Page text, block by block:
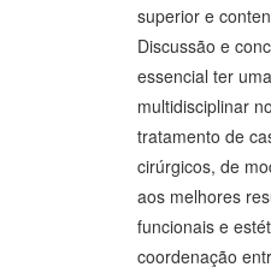
superior e
Discussão e
essencial ter
multidisciplinar
tratamento de
cirúrgicos, de
aos melhores
funcionais e
coordenação